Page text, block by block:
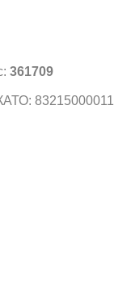
361709
83215000011